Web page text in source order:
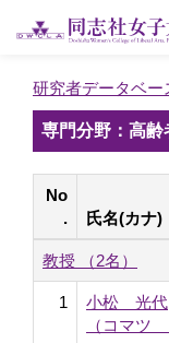
研究者データベー
専門分野：高
No
.
氏名(カナ)
教授 （2名）
1
小松 光代
（コマツ